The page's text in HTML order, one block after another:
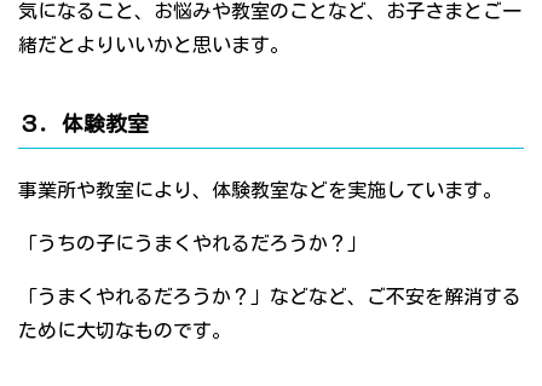
気になること、お悩みや教室のことなど、お子さまとご一
緒だとよりいいかと思います。
３．体験教室
事業所や教室により、体験教室などを実施しています。
「うちの子にうまくやれるだろうか？」
「うまくやれるだろうか？」などなど、ご不安を解消する
ために大切なものです。